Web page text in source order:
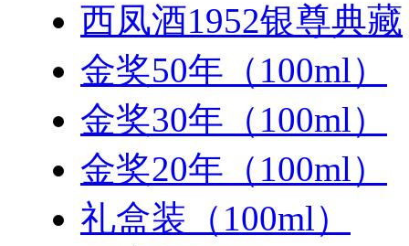
西凤酒1952银尊典藏
金奖50年（100ml）
金奖30年（100ml）
金奖20年（100ml）
礼盒装（100ml）